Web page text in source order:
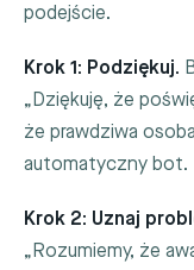
podejście.
Krok 1: Podziękuj.
„Dziękuję, że
że prawdziwa
automatyczny bot.
Krok 2: Uznaj
„Rozumiemy, że